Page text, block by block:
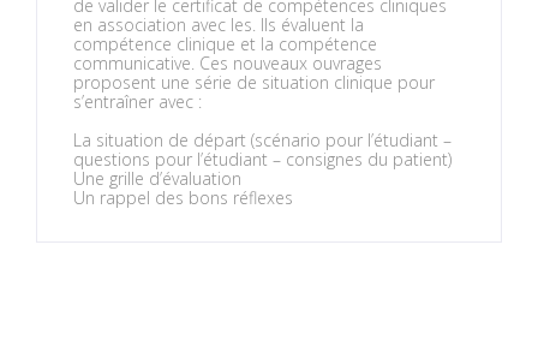
de valider le certificat de compétences cliniques
en association avec les. Ils évaluent la
compétence clinique et la compétence
communicative. Ces nouveaux ouvrages
proposent une série de situation clinique pour
s’entraîner avec :
La situation de départ (scénario pour l’étudiant –
questions pour l’étudiant – consignes du patient)
Une grille d’évaluation
Un rappel des bons réflexes